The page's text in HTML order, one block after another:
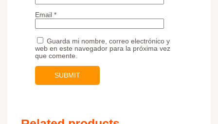
Email *
Guarda mi nombre, correo electrónico y
web en este navegador para la próxima vez
que comente.